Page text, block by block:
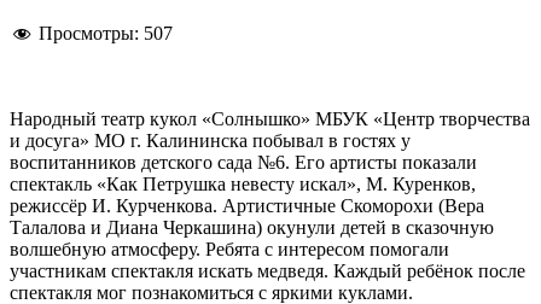
Просмотры: 507
Народный театр кукол «Солнышко» МБУК «Центр творчества
и досуга» МО г. Калининска побывал в гостях у
воспитанников детского сада №6. Его артисты показали
спектакль «Как Петрушка невесту искал», М. Куренков,
режиссёр И. Курченкова. Артистичные Скоморохи (Вера
Талалова и Диана Черкашина) окунули детей в сказочную
волшебную атмосферу. Ребята с интересом помогали
участникам спектакля искать медведя. Каждый ребёнок после
спектакля мог познакомиться с яркими куклами.